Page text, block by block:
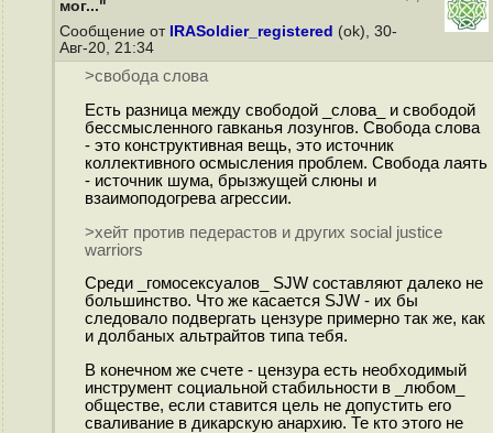
мог..."
Сообщение от IRASoldier_registered (ok), 30-
Авг-20, 21:34
>свобода слова
Есть разница между свободой _слова_ и свободой
бессмысленного гавканья лозунгов. Свобода слова
- это конструктивная вещь, это источник
коллективного осмысления проблем. Свобода лаять
- источник шума, брызжущей слюны и
взаимоподогрева агрессии.
>хейт против педерастов и других social justice
warriors
Среди _гомосексуалов_ SJW составляют далеко не
большинство. Что же касается SJW - их бы
следовало подвергать цензуре примерно так же, как
и долбаных альтрайтов типа тебя.
В конечном же счете - цензура есть необходимый
инструмент социальной стабильности в _любом_
обществе, если ставится цель не допустить его
сваливание в дикарскую анархию. Те кто этого не